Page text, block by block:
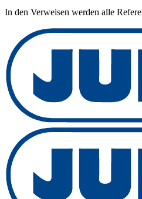
In den Verweisen werden alle